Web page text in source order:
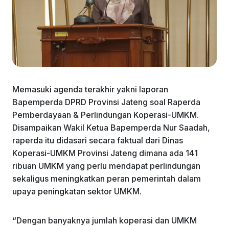
Memasuki agenda terakhir yakni laporan
Bapemperda DPRD Provinsi Jateng soal Raperda
Pemberdayaan & Perlindungan Koperasi-UMKM.
Disampaikan Wakil Ketua Bapemperda Nur Saadah,
raperda itu didasari secara faktual dari Dinas
Koperasi-UMKM Provinsi Jateng dimana ada 141
ribuan UMKM yang perlu mendapat perlindungan
sekaligus meningkatkan peran pemerintah dalam
upaya peningkatan sektor UMKM.
“Dengan banyaknya jumlah koperasi dan UMKM